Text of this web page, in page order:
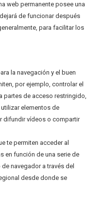
web permanente posee una
de funcionar después
para facilitar los
la navegación y el buen
por ejemplo, controlar el
partes de acceso restringido,
elementos de
difundir vídeos o compartir
te permiten acceder al
en función de una serie de
navegador a través del
desde donde se